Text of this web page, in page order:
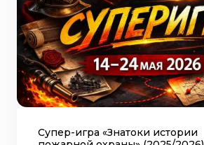
Супер-игра «Знатоки истории